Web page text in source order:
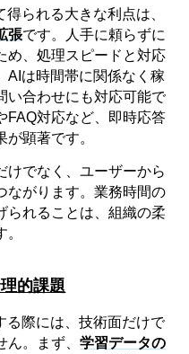
られる大きな利点は、
張です。人手に頼らずに
め、処理スピードと対応
AIは時間帯に関係なく稼
い合わせにも対応可能で
FAQ対応など、即時応答
顕著です。
けでなく、ユーザーから
ながります。業務時間の
られることは、組織の柔
的課題
る際には、技術面だけで
ん。まず、学習データの